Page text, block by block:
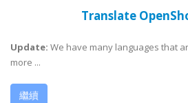
Translate
Update: We have many languages that
more ...
繼續